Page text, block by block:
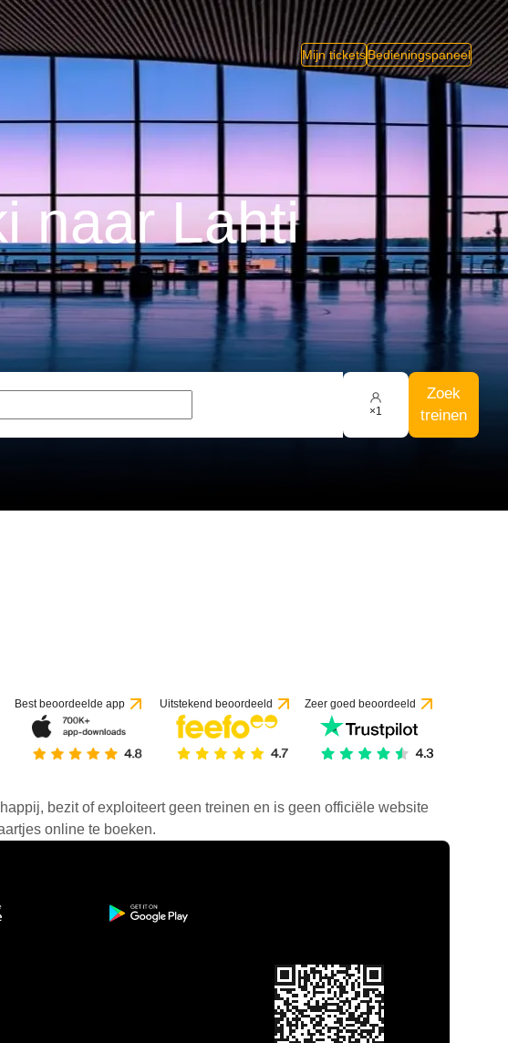
Mijn ticketsBedieningspaneel
naar Lahti
×1
Zoek
treinen
Best beoordeelde app Uitstekend beoordeeld Zeer goed beoordeeld
bezit of exploiteert geen treinen en is geen officiële website
online te boeken.
5 beoordelingen